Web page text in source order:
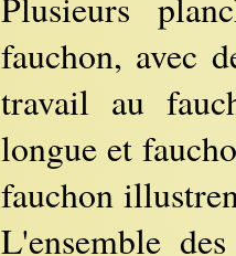
fauchon, avec
travail au
longue et
fauchon
L'ensemble